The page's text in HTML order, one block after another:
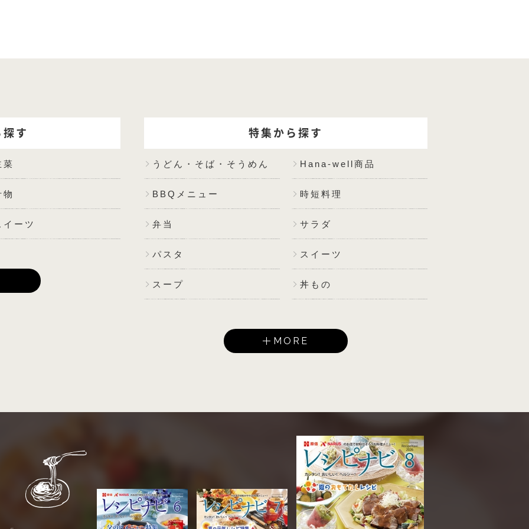
す
菜
物
イーツ
特集から探す
うどん・そば・そうめん Hana-well商品
BBQメニュー 時短料理
弁当 サラダ
パスタ スイーツ
スープ 丼もの
MORE